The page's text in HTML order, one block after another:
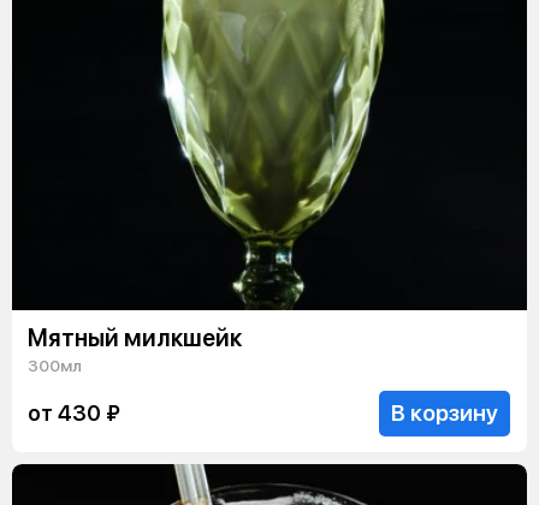
Мятный милкшейк
300мл
от 430 ₽ В корзину